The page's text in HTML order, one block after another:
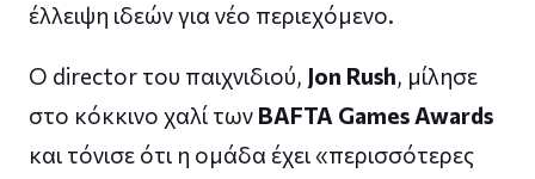
έλλειψη ιδεών για νέο περιεχόμενο.
Ο director του παιχνιδιού, Jon Rush, μίλησε
στο κόκκινο χαλί των BAFTA Games Awards
και τόνισε ότι η ομάδα έχει «περισσότερες